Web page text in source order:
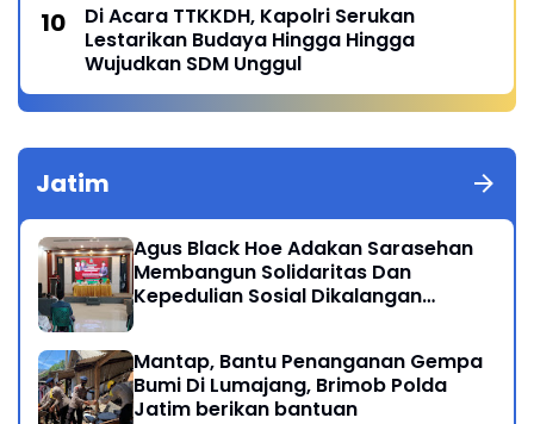
Di Acara TTKKDH, Kapolri Serukan
Lestarikan Budaya Hingga Hingga
Wujudkan SDM Unggul
Jatim
Agus Black Hoe Adakan Sarasehan
Membangun Solidaritas Dan
Kepedulian Sosial Dikalangan
Mantap, Bantu Penanganan Gempa
Bumi Di Lumajang, Brimob Polda
Jatim berikan bantuan